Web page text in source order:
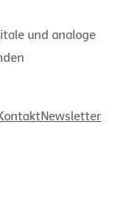
und analoge
KontaktNewsletter